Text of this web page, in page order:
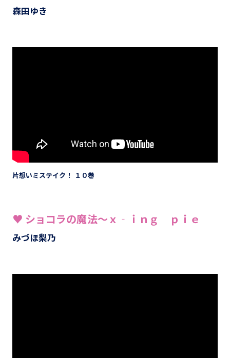
森田ゆき
片想いミステイク！ １０巻
♥ ショコラの魔法～ｘ‐ｉｎｇ ｐｉｅ
みづほ梨乃